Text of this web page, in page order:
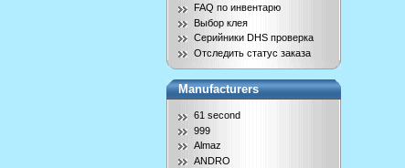
FAQ по инвентарю
Выбор клея
Серийники DHS проверка
Отследить статус заказа
Manufacturers
61 second
999
Almaz
ANDRO